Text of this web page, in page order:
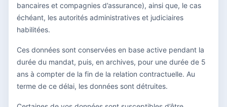
bancaires et compagnies d’assurance), ainsi que, le cas
échéant, les autorités administratives et judiciaires
habilitées.
Ces données sont conservées en base active pendant la
durée du mandat, puis, en archives, pour une durée de 5
ans à compter de la fin de la relation contractuelle. Au
terme de ce délai, les données sont détruites.